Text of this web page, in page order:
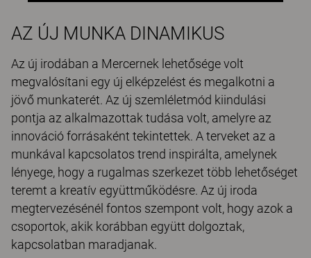
AZ ÚJ MUNKA DINAMIKUS
Az új irodában a Mercernek lehetősége volt
megvalósítani egy új elképzelést és megalkotni a
jövő munkaterét. Az új szemléletmód kiindulási
pontja az alkalmazottak tudása volt, amelyre az
innováció forrásaként tekintettek. A terveket az a
munkával kapcsolatos trend inspirálta, amelynek
lényege, hogy a rugalmas szerkezet több lehetőséget
teremt a kreatív együttműködésre. Az új iroda
megtervezésénél fontos szempont volt, hogy azok a
csoportok, akik korábban együtt dolgoztak,
kapcsolatban maradjanak.